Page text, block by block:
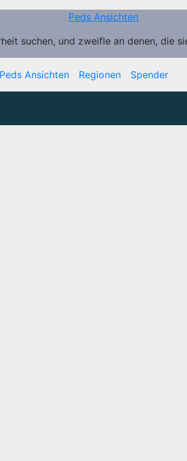
Peds Ansichten
suchen, und zweifle an denen, die
Peds Ansichten Regionen Spender